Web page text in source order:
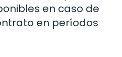
en caso de
en períodos